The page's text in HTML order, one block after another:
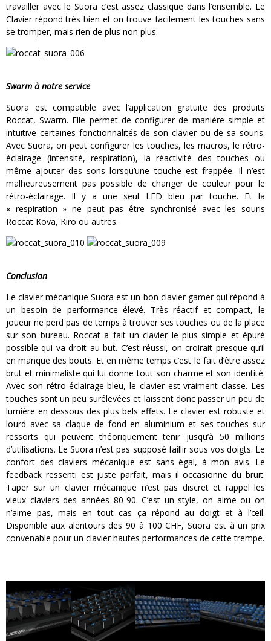
travailler avec le Suora c’est assez classique dans l’ensemble. Le
Clavier répond très bien et on trouve facilement les touches sans
se tromper, mais rien de plus non plus.
Swarm à notre service
Suora est compatible avec l’application gratuite des produits
Roccat, Swarm. Elle permet de configurer de manière simple et
intuitive certaines fonctionnalités de son clavier ou de sa souris.
Avec Suora, on peut configurer les touches, les macros, le rétro-
éclairage (intensité, respiration), la réactivité des touches ou
même ajouter des sons lorsqu’une touche est frappée. Il n’est
malheureusement pas possible de changer de couleur pour le
rétro-éclairage. Il y a une seul LED bleu par touche. Et la
« respiration » ne peut pas être synchronisé avec les souris
Roccat Kova, Kiro ou autres.
Conclusion
Le clavier mécanique Suora est un bon clavier gamer qui répond à
un besoin de performance élevé. Très réactif et compact, le
joueur ne perd pas de temps à trouver ses touches ou de la place
sur son bureau. Roccat a fait un clavier le plus simple et épuré
possible qui va droit au but. C’est réussi, on croirait presque qu’il
en manque des bouts. Et en même temps c’est le fait d’être assez
brut et minimaliste qui lui donne tout son charme et son identité.
Avec son rétro-éclairage bleu, le clavier est vraiment classe. Les
touches sont un peu surélevées et laissent donc passer un peu de
lumière en dessous des plus bels effets. Le clavier est robuste et
lourd avec sa claque de fond en aluminium et ses touches sur
ressorts qui peuvent théoriquement tenir jusqu’à 50 millions
d’utilisations. Le Suora n’est pas supposé faillir sous vos doigts. Le
confort des claviers mécanique est sans égal, à mon avis. Le
feedback ressenti est juste parfait, mais il occasionne du bruit.
Taper sur un clavier mécanique n’est pas discret et rappel les
vieux claviers des années 80-90. C’est un style, on aime ou on
n’aime pas, mais en tout cas ça répond au doigt et à l’œil.
Disponible aux alentours des 90 à 100 CHF, Suora est à un prix
convenable pour un clavier hautes performances de cette trempe.